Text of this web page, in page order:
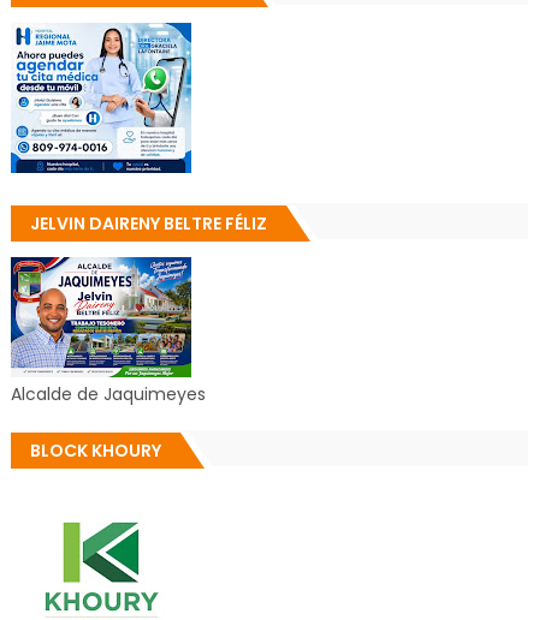
JELVIN DAIRENY BELTRE FÉLIZ
Alcalde de Jaquimeyes
BLOCK KHOURY